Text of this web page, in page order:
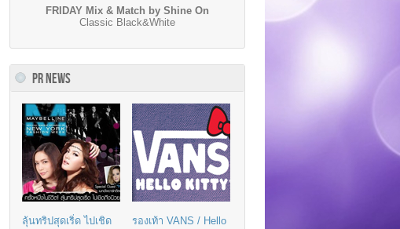
FRIDAY Mix & Match by Shine On
Classic Black&White
PR NEWS
ลุ้นทริปสุดเริ่ด ไปเชิด
รองเท้า VANS / Hello